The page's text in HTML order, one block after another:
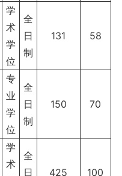
学
术
学
位
全
日
制
131 58
专
业
学
位
全
日
制
150 70
学
术
全
日
425 100